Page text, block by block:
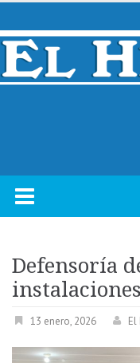
Skip
content
Defensoría
instalaciones
13 enero, 2026 El